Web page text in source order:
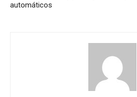
automáticos